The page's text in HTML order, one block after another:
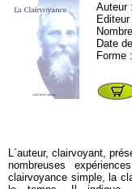
Auteur :
Date
Forme
L´auteur, clairvoyant,
nombreuses
clairvoyance simple, la